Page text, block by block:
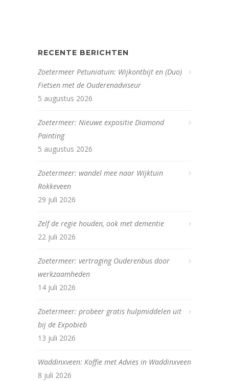
RECENTE BERICHTEN
Zoetermeer Petuniatuin: Wijkontbijt en (Duo)
Fietsen met de Ouderenadviseur
5 augustus 2026
Zoetermeer: Nieuwe expositie Diamond
Painting
5 augustus 2026
Zoetermeer: wandel mee naar Wijktuin
Rokkeveen
29 juli 2026
Zelf de regie houden, ook met dementie
22 juli 2026
Zoetermeer: vertraging Ouderenbus door
werkzaamheden
14 juli 2026
Zoetermeer: probeer gratis hulpmiddelen uit
bij de Expobieb
13 juli 2026
Waddinxveen: Koffie met Advies in Waddinxveen
8 juli 2026